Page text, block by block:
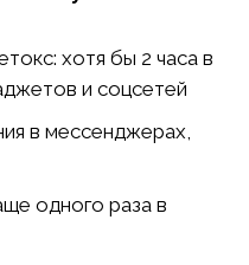
хотя бы 2 часа в
и соцсетей
в мессенджерах,
одного раза в